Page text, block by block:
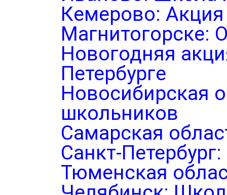
Кемерово:
Магнитогорске:
Новогодняя
Петербурге
Новосибирская
школьников
Самарская
Санкт-
Тюменская